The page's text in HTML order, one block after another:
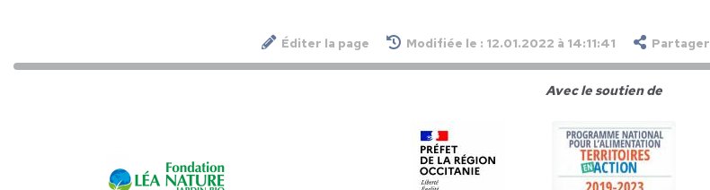
Éditer la page Modifiée le : 12.01.2022 à 14:11:41 Partager
Avec le soutien de